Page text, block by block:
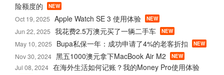
险额度的
NEW
Oct 19, 2025 Apple Watch SE 3 使用体验 NEW
Jun 22, 2025 我花费2.5万澳元买了一辆二手车 NEW
May 10, 2025 Bupa私保一年：成功申请了4%的老客折扣 NEW
Nov 30, 2024 黑五1000澳元拿下MacBook Air M2 NEW
Jul 08, 2024 在海外生活如何记账？我的Money Pro使用体验